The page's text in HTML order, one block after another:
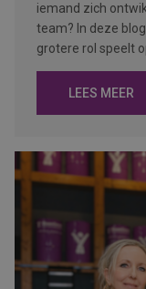
iemand zich
team? In deze
grotere rol speelt
LEES MEER